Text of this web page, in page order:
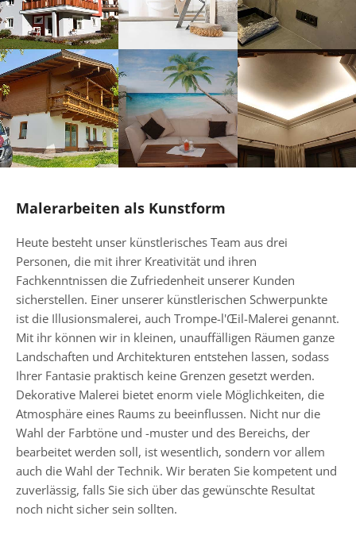
Malerarbeiten als Kunstform
Heute besteht unser künstlerisches Team aus drei
Personen, die mit ihrer Kreativität und ihren
Fachkenntnissen die Zufriedenheit unserer Kunden
sicherstellen. Einer unserer künstlerischen Schwerpunkte
ist die Illusionsmalerei, auch Trompe-l'Œil-Malerei genannt.
Mit ihr können wir in kleinen, unauffälligen Räumen ganze
Landschaften und Architekturen entstehen lassen, sodass
Ihrer Fantasie praktisch keine Grenzen gesetzt werden.
Dekorative Malerei bietet enorm viele Möglichkeiten, die
Atmosphäre eines Raums zu beeinflussen. Nicht nur die
Wahl der Farbtöne und -muster und des Bereichs, der
bearbeitet werden soll, ist wesentlich, sondern vor allem
auch die Wahl der Technik. Wir beraten Sie kompetent und
zuverlässig, falls Sie sich über das gewünschte Resultat
noch nicht sicher sein sollten.